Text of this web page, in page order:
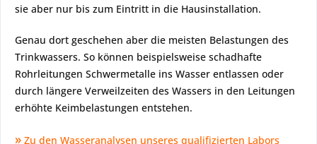
sie aber nur bis zum Eintritt in die Hausinstallation.
Genau dort geschehen aber die meisten Belastungen des
Trinkwassers. So können beispielsweise schadhafte
Rohrleitungen Schwermetalle ins Wasser entlassen oder
durch längere Verweilzeiten des Wassers in den Leitungen
erhöhte Keimbelastungen entstehen.
» Zu den Wasseranalysen unseres qualifizierten Labors